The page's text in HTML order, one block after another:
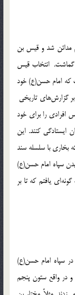
مدائن شد و قیس بن
گماشت. انتخاب قیس
که امام حسن(ع) خود
گزارش‌های تاریخی
افرادی را برای خود
ایستادگی کنند. این
بخاری با سلسله سند
سپاه امام حسن(ع)
یافتم که تا بر
در سپاه امام حسن(ع)
و در واقع ستون پنجم